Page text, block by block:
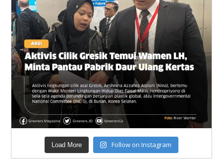
Load More Follow on Instagram